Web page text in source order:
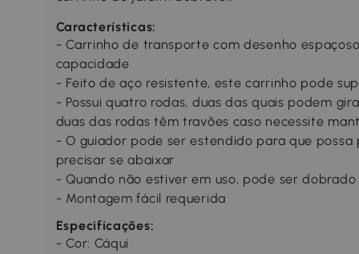
Características:
- Carrinho de transporte com desenho
capacidade
- Feito de aço resistente, este carrinho pode
- Possui quatro rodas, duas das quais podem
duas das rodas têm travões caso necessite
- O guiador pode ser estendido para que
precisar se abaixar
- Quando não estiver em uso, pode ser
- Montagem fácil requerida
Especificações:
- Cor: Cáqui